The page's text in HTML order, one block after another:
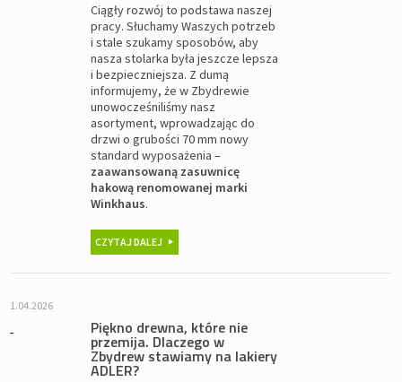
Ciągły rozwój to podstawa naszej
pracy. Słuchamy Waszych potrzeb
i stale szukamy sposobów, aby
nasza stolarka była jeszcze lepsza
i bezpieczniejsza. Z dumą
informujemy, że w Zbydrewie
unowocześniliśmy nasz
asortyment, wprowadzając do
drzwi o grubości 70 mm nowy
standard wyposażenia –
zaawansowaną zasuwnicę
hakową renomowanej marki
Winkhaus.
CZYTAJ DALEJ
1.04.2026
Piękno drewna, które nie
przemija. Dlaczego w
Zbydrew stawiamy na lakiery
ADLER?